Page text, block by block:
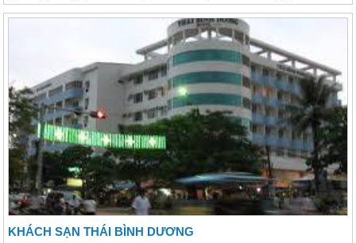
KHÁCH SẠN THÁI BÌNH DƯƠNG